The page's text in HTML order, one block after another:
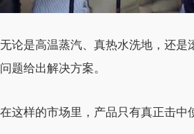
无论是高温蒸汽、真热水洗地，还
问题给出解决方案。
在这样的市场里，产品只有真正击